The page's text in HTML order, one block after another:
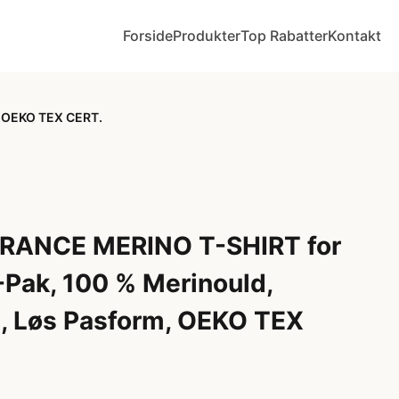
ForsideProdukterTop RabatterKontakt
TEX CERT.
MERINO T-SHIRT for
100 % Merinould,
Pasform, OEKO TEX